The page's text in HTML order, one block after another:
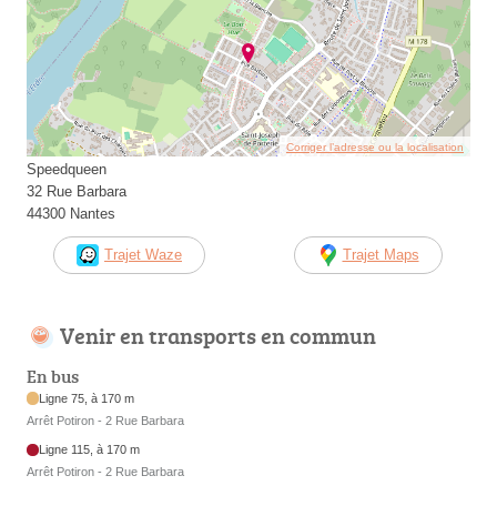
Corriger l’adresse ou la localisation
Speedqueen
32 Rue Barbara
44300 Nantes
Trajet Waze Trajet Maps
Venir en transports en commun
En bus
Ligne 75, à 170 m
Arrêt Potiron - 2 Rue Barbara
Ligne 115, à 170 m
Arrêt Potiron - 2 Rue Barbara